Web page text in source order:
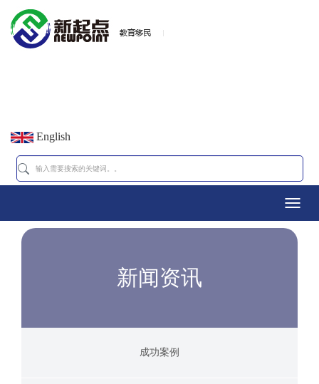
English
新闻资讯
成功案例